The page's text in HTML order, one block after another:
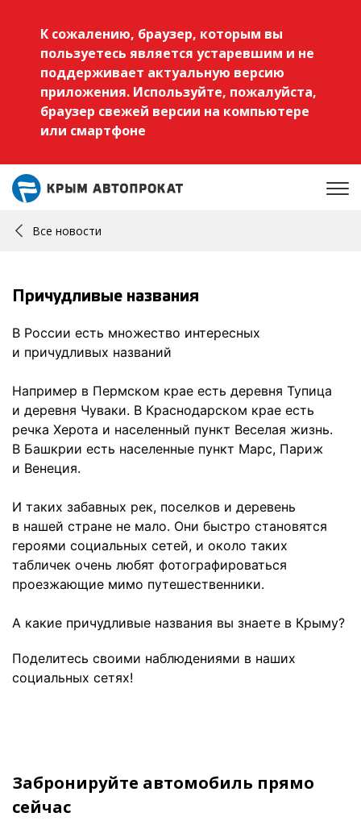
К сожалению, браузер, которым вы
пользуетесь является устаревшим и не
поддерживает актуальную версию
приложения. Используйте, пожалуйста,
браузер свежей версии на компьютере
или смартфоне
Все новости
Причудливые названия
В России есть множество интересных
и причудливых названий
Например в Пермском крае есть деревня Тупица
и деревня Чуваки. В Краснодарском крае есть
речка Херота и населенный пункт Веселая жизнь.
В Башкрии есть населенные пункт Марс, Париж
и Венеция.
И таких забавных рек, поселков и деревень
в нашей стране не мало. Они быстро становятся
героями социальных сетей, и около таких
табличек очень любят фотографироваться
проезжающие мимо путешественники.
А какие причудливые названия вы знаете в Крыму?
Поделитесь своими наблюдениями в наших
социальных сетях!
Забронируйте автомобиль прямо
сейчас